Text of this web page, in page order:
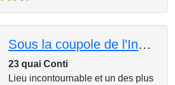
Sous la coupole de l'Institut de France
23 quai Conti
Lieu incontournable et un des plus